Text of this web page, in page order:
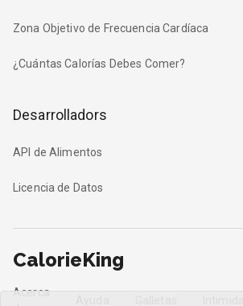
Zona Objetivo de Frecuencia Cardíaca
¿Cuántas Calorías Debes Comer?
Desarrolladors
API de Alimentos
Licencia de Datos
CalorieKing
Acerca